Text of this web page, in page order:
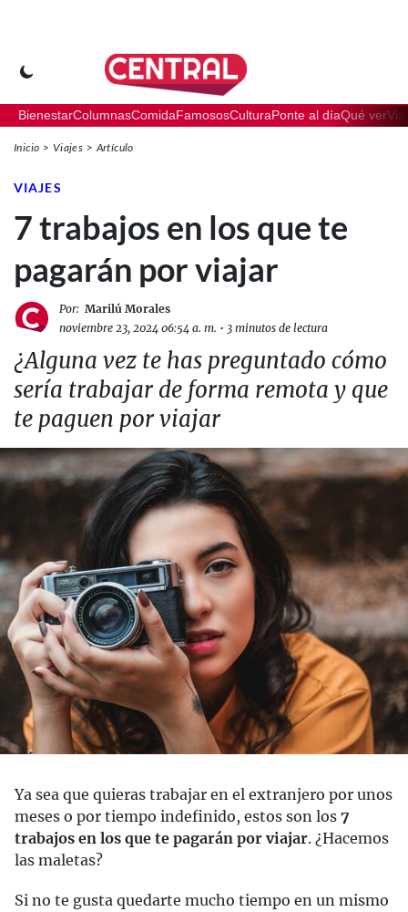
BienestarColumnasComidaFamososCulturaPonte al díaQué ver
Inicio Viajes Artículo
VIAJES
7 trabajos en los que te
pagarán por viajar
Por: Marilú Morales
noviembre 23, 2024 06:54 a. m. • 3 minutos de lectura
¿Alguna vez te has preguntado cómo
sería trabajar de forma remota y que
te paguen por viajar
Ya sea que quieras trabajar en el extranjero por unos
meses o por tiempo indefinido, estos son los 7
trabajos en los que te pagarán por viajar. ¿Hacemos
las maletas?
Si no te gusta quedarte mucho tiempo en un mismo